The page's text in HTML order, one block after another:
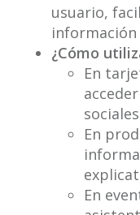
usuario,
información
¿Cómo
En
En
En